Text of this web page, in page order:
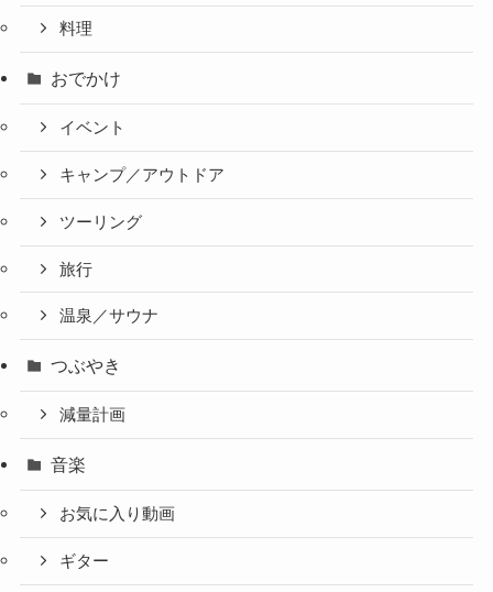
料理
おでかけ
イベント
キャンプ／アウトドア
ツーリング
旅行
温泉／サウナ
つぶやき
減量計画
音楽
お気に入り動画
ギター